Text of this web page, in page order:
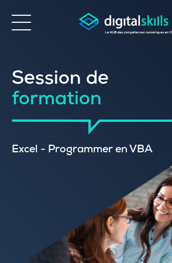
Accessibilité
Session de
formation
Excel - Programmer en VBA